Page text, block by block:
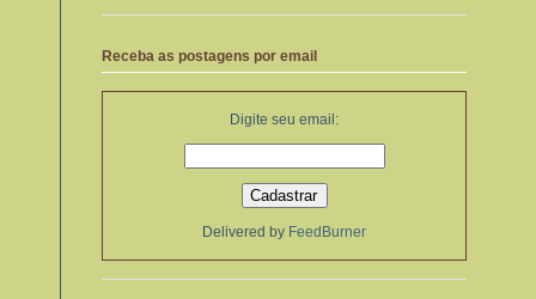
Receba as postagens por email
Digite seu email:
Delivered by FeedBurner